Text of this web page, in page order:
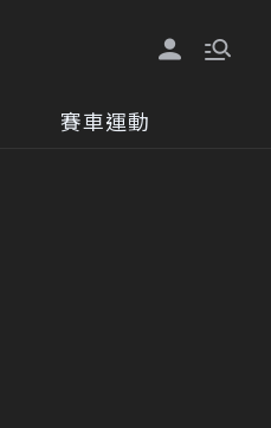
賽車運動